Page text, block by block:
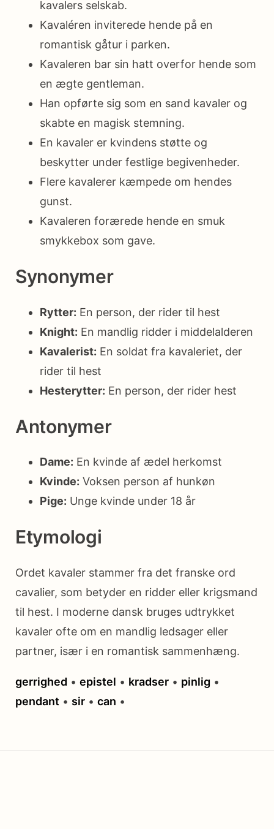
kavalers selskab.
Kavaléren inviterede hende på en
romantisk gåtur i parken.
Kavaleren bar sin hatt overfor hende som
en ægte gentleman.
Han opførte sig som en sand kavaler og
skabte en magisk stemning.
En kavaler er kvindens støtte og
beskytter under festlige begivenheder.
Flere kavalerer kæmpede om hendes
gunst.
Kavaleren forærede hende en smuk
smykkebox som gave.
Synonymer
Rytter: En person, der rider til hest
Knight: En mandlig ridder i middelalderen
Kavalerist: En soldat fra kavaleriet, der
rider til hest
Hesterytter: En person, der rider hest
Antonymer
Dame: En kvinde af ædel herkomst
Kvinde: Voksen person af hunkøn
Pige: Unge kvinde under 18 år
Etymologi
Ordet kavaler stammer fra det franske ord
cavalier, som betyder en ridder eller krigsmand
til hest. I moderne dansk bruges udtrykket
kavaler ofte om en mandlig ledsager eller
partner, især i en romantisk sammenhæng.
gerrighed • epistel • kradser • pinlig •
pendant • sir • can •